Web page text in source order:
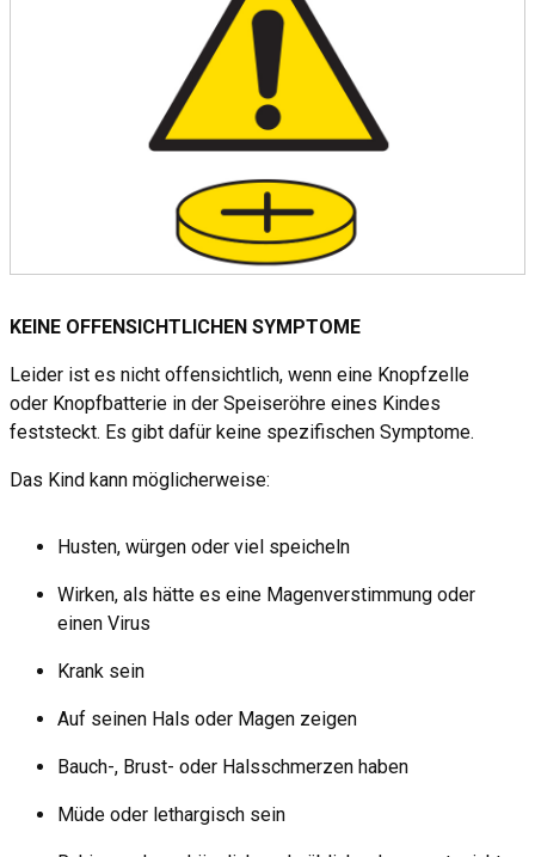
KEINE OFFENSICHTLICHEN SYMPTOME
Leider ist es nicht offensichtlich, wenn eine Knopfzelle
oder Knopfbatterie in der Speiseröhre eines Kindes
feststeckt. Es gibt dafür keine spezifischen Symptome.
Das Kind kann möglicherweise:
Husten, würgen oder viel speicheln
Wirken, als hätte es eine Magenverstimmung oder
einen Virus
Krank sein
Auf seinen Hals oder Magen zeigen
Bauch-, Brust- oder Halsschmerzen haben
Müde oder lethargisch sein